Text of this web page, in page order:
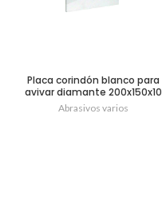
Placa corindón blanco para
avivar diamante 200x150x10
mm.
Abrasivos varios